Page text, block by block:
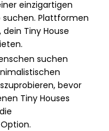
einzigartigen
suchen. Plattformen
Tiny House
suchen
bevor
Tiny Houses